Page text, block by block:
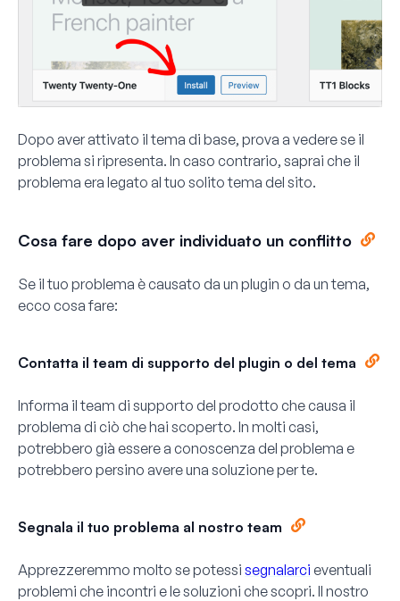
Dopo aver attivato il tema di base, prova a vedere se il
problema si ripresenta. In caso contrario, saprai che il
problema era legato al tuo solito tema del sito.
Cosa fare dopo aver individuato un conflitto
Se il tuo problema è causato da un plugin o da un tema,
ecco cosa fare:
Contatta il team di supporto del plugin o del tema
Informa il team di supporto del prodotto che causa il
problema di ciò che hai scoperto. In molti casi,
potrebbero già essere a conoscenza del problema e
potrebbero persino avere una soluzione per te.
Segnala il tuo problema al nostro team
Apprezzeremmo molto se potessi segnalarci eventuali
problemi che incontri e le soluzioni che scopri. Il nostro